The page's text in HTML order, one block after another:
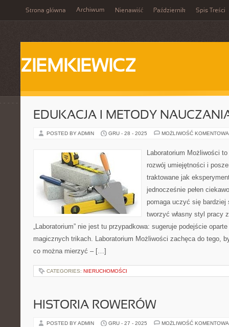
Strona główna Archiwum Nienawiść Październik Spis Treści
ZIEMKIEWICZ
EDUKACJA I METODY
POSTED BY ADMIN GRU - 28 - 2025 MOŻLIWOŚĆ
Laboratorium Możliwości
rozwój umiejętności i
traktowane jak
jednocześnie pełen
pomaga uczyć się bardziej
tworzyć własny styl pracy
„Laboratorium” nie jest tu przypadkowa: sugeruje podejście
magicznych trikach. Laboratorium Możliwości zachęca do tego,
co można mierzyć – […]
CATEGORIES: NIERUCHOMOŚCI
HISTORIA ROWERÓW
POSTED BY ADMIN GRU - 27 - 2025 MOŻLIWOŚĆ